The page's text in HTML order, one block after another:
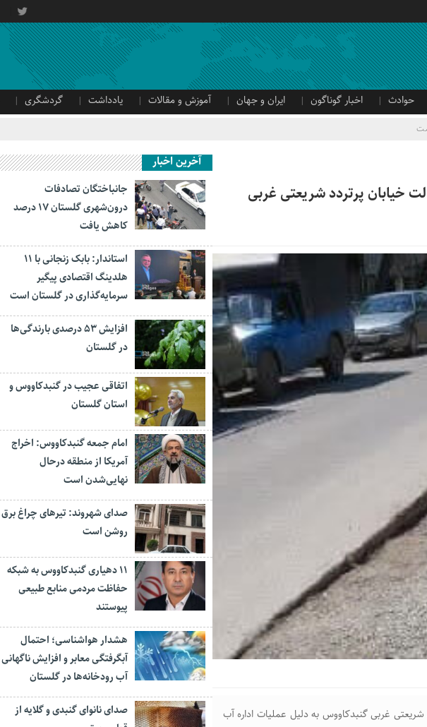
حوادث اخبار گوناگون ایران و جهان آموزش و مقالات یادداشت گردشگری
خیابان پرتردد شریعتی غربی
شریعتی غربی گنبدکاووس به دلیل عملیات اداره آب
آخرین اخبار
جانباختگان تصادفات
درون‌شهری گلستان ۱۷ درصد
کاهش یافت
استاندار: بابک زنجانی با ۱۱
هلدینگ اقتصادی پیگیر
سرمایه‌گذاری در گلستان است
افزایش ۵۳ درصدی بارندگی‌ها
در گلستان
اتفاقی عجیب در‌ گنبدکاووس و
استان گلستان
امام جمعه گنبدکاووس: اخراج
آمریکا از منطقه درحال
نهایی‌شدن است
صدای شهروند: تیرهای چراغ برق
روشن است
۱۱ دهیاری گنبدکاووس به شبکه
حفاظت مردمی منابع طبیعی
پیوستند
هشدار هواشناسی؛ احتمال
آبگرفتگی معابر و افزایش ناگهانی
آب رودخانه‌ها در گلستان
صدای نانوای گنبدی و گلایه از